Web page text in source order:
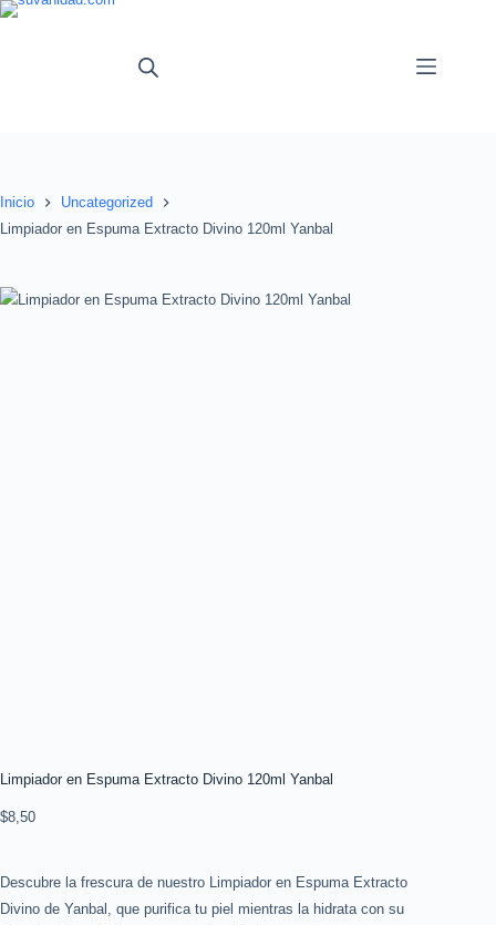
Saltar
Inicio
Uncategorized
Limpiador en Espuma Extracto Divino 120ml Yanbal
Limpiador en Espuma Extracto Divino 120ml Yanbal
$8,50
Descubre la frescura de nuestro Limpiador en Espuma Extracto
Divino de Yanbal, que purifica tu piel mientras la hidrata con su